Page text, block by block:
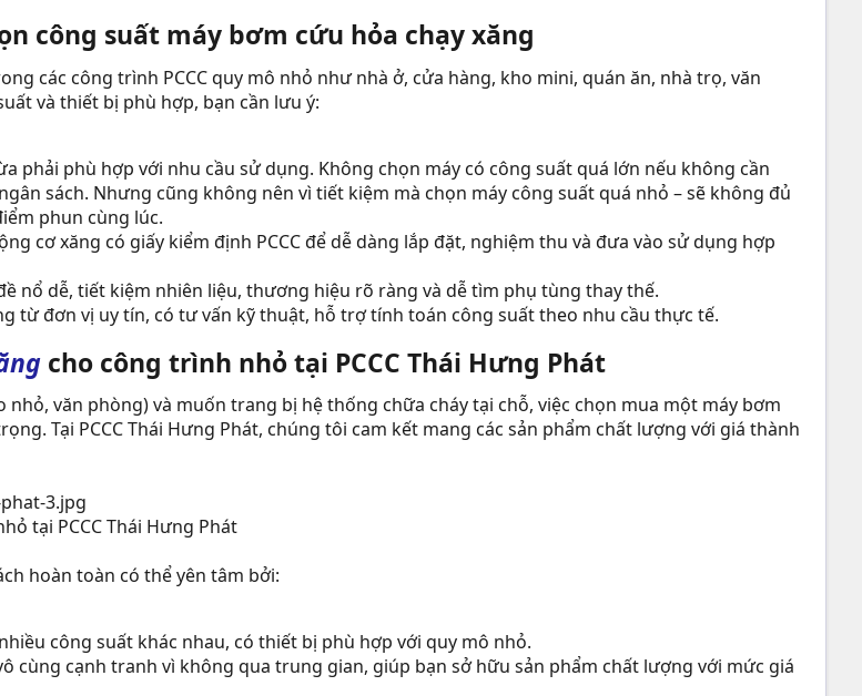
công suất máy bơm cứu hỏa chạy xăng​
các công trình PCCC quy mô nhỏ như nhà ở, cửa hàng, kho mini, quán ăn, nhà trọ, văn
và thiết bị phù hợp, bạn cần lưu ý:
phải phù hợp với nhu cầu sử dụng. Không chọn máy có công suất quá lớn nếu không cần
sách. Nhưng cũng không nên vì tiết kiệm mà chọn máy công suất quá nhỏ – sẽ không đủ
phun cùng lúc.
cơ xăng có giấy kiểm định PCCC để dễ dàng lắp đặt, nghiệm thu và đưa vào sử dụng hợp
nổ dễ, tiết kiệm nhiên liệu, thương hiệu rõ ràng và dễ tìm phụ tùng thay thế.
từ đơn vị uy tín, có tư vấn kỹ thuật, hỗ trợ tính toán công suất theo nhu cầu thực tế.
cho công trình nhỏ tại PCCC Thái Hưng Phát
văn phòng) và muốn trang bị hệ thống chữa cháy tại chỗ, việc chọn mua một máy bơm
Tại PCCC Thái Hưng Phát, chúng tôi cam kết mang các sản phẩm chất lượng với giá thành
tại PCCC Thái Hưng Phát
hoàn toàn có thể yên tâm bởi:
công suất khác nhau, có thiết bị phù hợp với quy mô nhỏ.
cùng cạnh tranh vì không qua trung gian, giúp bạn sở hữu sản phẩm chất lượng với mức giá